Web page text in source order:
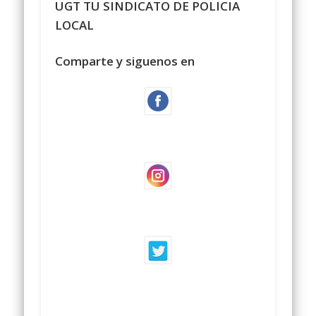
UGT TU SINDICATO DE POLICIA
LOCAL
Comparte y siguenos en